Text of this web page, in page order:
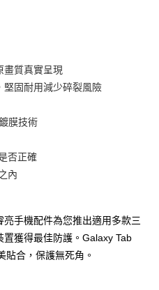
運費
畫質真實呈現
堅固耐用減少碎裂風險
膜技術
否正確
內
手機配件為您推出適用多款三
獲得最佳防護。Galaxy Tab
貼合，保護無死角。